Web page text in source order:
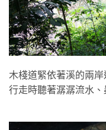
木棧道緊依著溪的兩
行走時聽著潺潺流水